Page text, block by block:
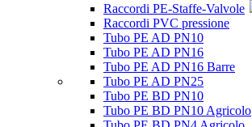
Raccordi PE-Staffe-Valvole
Raccordi PVC pressione
Tubo PE AD PN10
Tubo PE AD PN16
Tubo PE AD PN16 Barre
Tubo PE AD PN25
Tubo PE BD PN10
Tubo PE BD PN10 Agricolo